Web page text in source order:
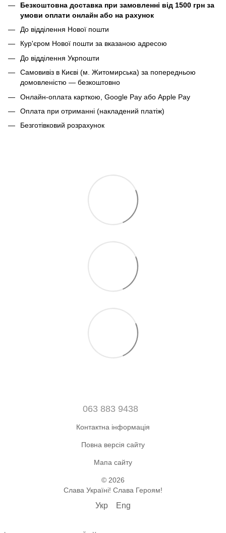
Безкоштовна доставка при замовленні від 1500 грн за
умови оплати онлайн або на рахунок
До відділення Нової пошти
Кур'єром Нової пошти за вказаною адресою
До відділення Укрпошти
Самовивіз в Києві (м. Житомирська) за попередньою
домовленістю — безкоштовно
Онлайн-оплата карткою, Google Pay або Apple Pay
Оплата при отриманні (накладений платіж)
Безготівковий розрахунок
063 883 9438
Контактна інформація
Повна версія сайту
Мапа сайту
© 2026
Слава Україні! Слава Героям!
Укр Eng